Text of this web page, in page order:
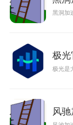
黑洞加
极
极光是
风